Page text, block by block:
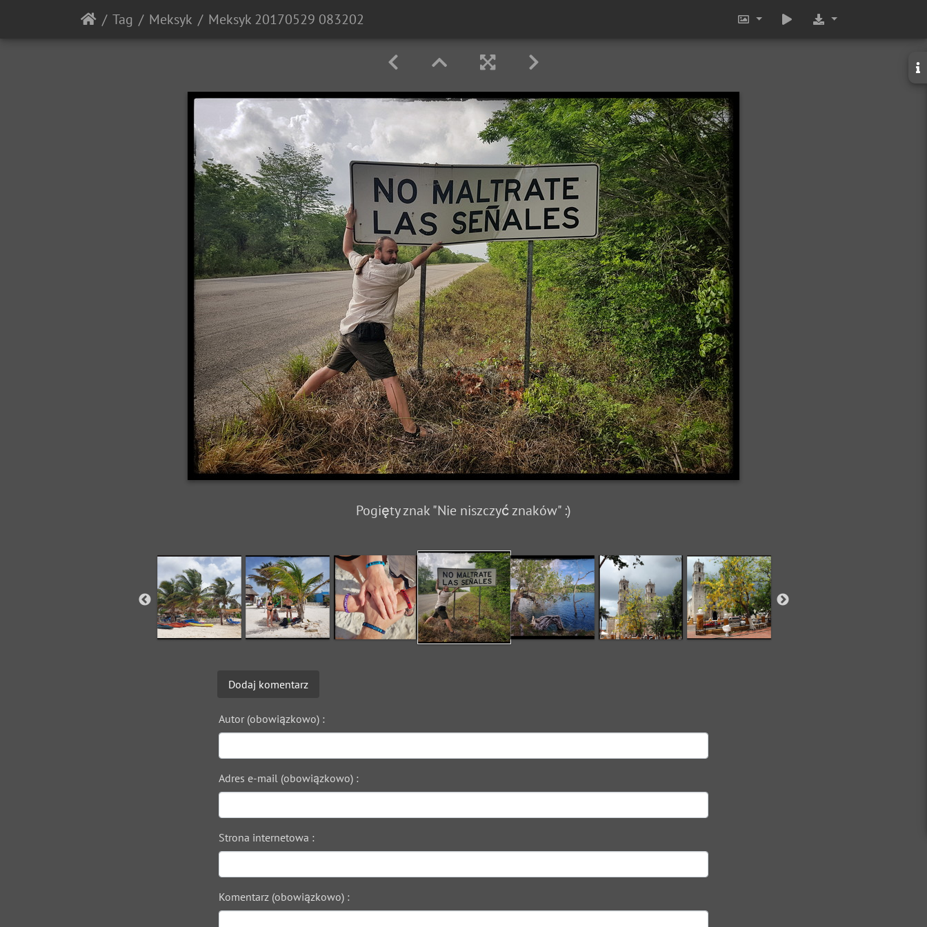
Tag Meksyk Meksyk 20170529 083202
Pogięty znak "Nie niszczyć znaków" :)
Dodaj komentarz
Autor (obowiązkowo) :
Adres e-mail (obowiązkowo) :
Strona internetowa :
Komentarz (obowiązkowo) :